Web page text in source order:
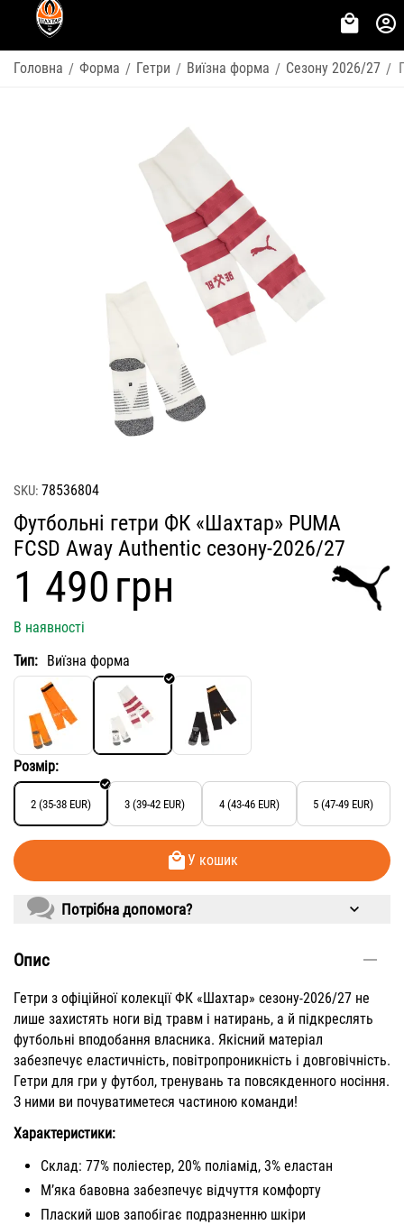
Головна / Форма / Гетри / Виїзна форма / Сезону 2026/27 /
SKU: 78536804
Футбольні гетри ФК «Шахтар» PUMA
FCSD Away Authentic сезону-2026/27
‍1 490‍грн
В наявності
Тип:
Виїзна форма
Розмір:
2 (35-38 EUR) 3 (39-42 EUR) 4 (43-46 EUR) 5 (47-49 EUR)
У кошик
Потрібна допомога?
Опис
Гетри з офіційної колекції ФК «Шахтар» сезону-2026/27 не
лише захистять ноги від травм і натирань, а й підкреслять
футбольні вподобання власника. Якісний матеріал
забезпечує еластичність, повітропроникність і довговічність.
Гетри для гри у футбол, тренувань та повсякденного носіння.
З ними ви почуватиметеся частиною команди!
Характеристики:
Склад: 77% поліестер, 20% поліамід, 3% еластан
М’яка бавовна забезпечує відчуття комфорту
Плаский шов запобігає подразненню шкіри